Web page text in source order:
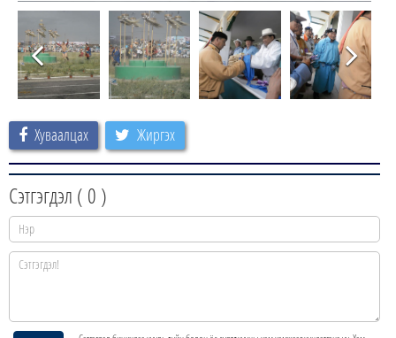
Хуваалцах Жиргэх
Сэтгэгдэл ( 0 )